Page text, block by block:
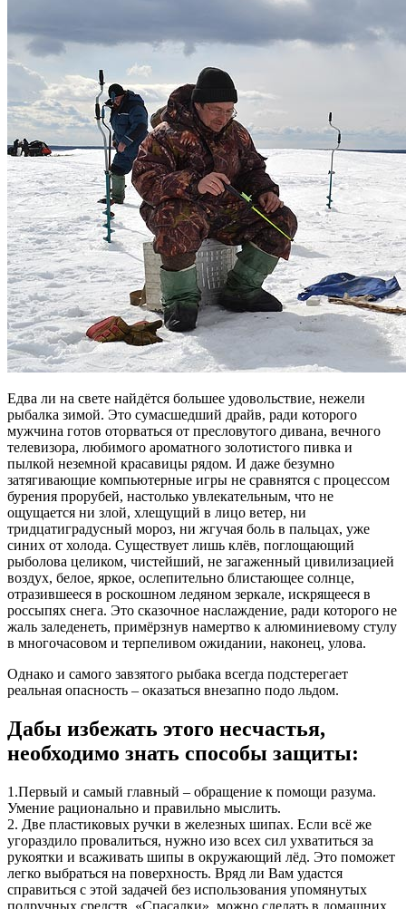
Едва ли на свете найдётся большее удовольствие, нежели
рыбалка зимой. Это сумасшедший драйв, ради которого
мужчина готов оторваться от пресловутого дивана, вечного
телевизора, любимого ароматного золотистого пивка и
пылкой неземной красавицы рядом. И даже безумно
затягивающие компьютерные игры не сравнятся с процессом
бурения прорубей, настолько увлекательным, что не
ощущается ни злой, хлещущий в лицо ветер, ни
тридцатиградусный мороз, ни жгучая боль в пальцах, уже
синих от холода. Существует лишь клёв, поглощающий
рыболова целиком, чистейший, не загаженный цивилизацией
воздух, белое, яркое, ослепительно блистающее солнце,
отразившееся в роскошном ледяном зеркале, искрящееся в
россыпях снега. Это сказочное наслаждение, ради которого не
жаль заледенеть, примёрзнув намертво к алюминиевому стулу
в многочасовом и терпеливом ожидании, наконец, улова.
Однако и самого завзятого рыбака всегда подстерегает
реальная опасность – оказаться внезапно подо льдом.
Дабы избежать этого несчастья,
необходимо знать способы защиты:
1.Первый и самый главный – обращение к помощи разума.
Умение рационально и правильно мыслить.
2. Две пластиковых ручки в железных шипах. Если всё же
угораздило провалиться, нужно изо всех сил ухватиться за
рукоятки и всаживать шипы в окружающий лёд. Это поможет
легко выбраться на поверхность. Вряд ли Вам удастся
справиться с этой задачей без использования упомянутых
подручных средств. «Спасалки», можно сделать в домашних